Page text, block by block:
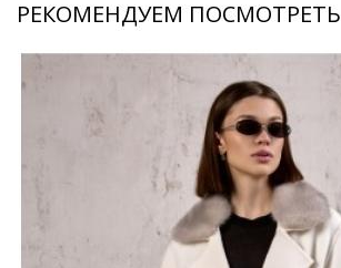
РЕКОМЕНДУЕМ ПОСМОТРЕТЬ